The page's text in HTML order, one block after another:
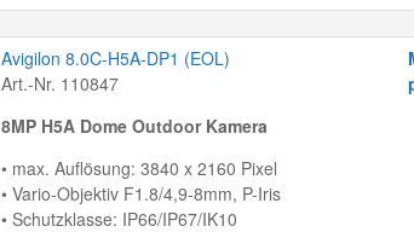
Avigilon 8.0C-H5A-DP1 (EOL)
Art.-Nr. 110847
8MP H5A Dome Outdoor Kamera
• max. Auflösung: 3840 x 2160 Pixel
• Vario-Objektiv F1.8/4,9-8mm, P-Iris
• Schutzklasse: IP66/IP67/IK10